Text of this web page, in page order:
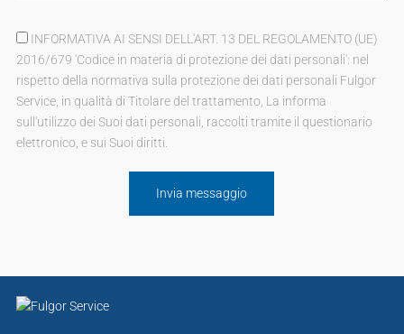
INFORMATIVA AI SENSI DELL'ART. 13 DEL REGOLAMENTO (UE)
2016/679 'Codice in materia di protezione dei dati personali': nel
rispetto della normativa sulla protezione dei dati personali Fulgor
Service, in qualità di Titolare del trattamento, La informa
sull'utilizzo dei Suoi dati personali, raccolti tramite il questionario
elettronico, e sui Suoi diritti.